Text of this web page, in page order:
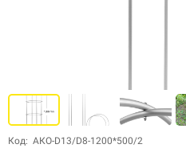
Код: АКО-D13/D8-1200*500/2